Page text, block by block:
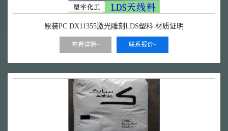
原装PC DX11355激光雕刻LDS塑料 材质证明
查看详情+ 联系报价+